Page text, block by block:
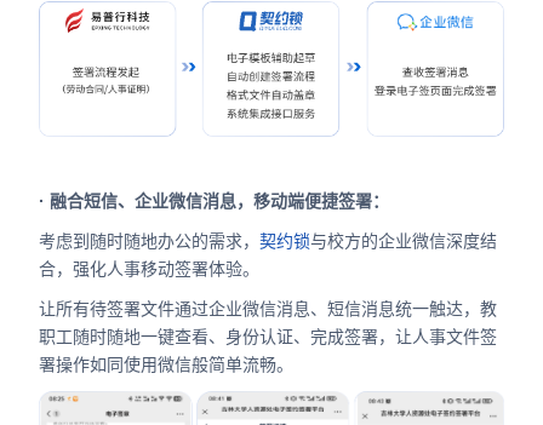
· 融合短信、企业微信消息，移动端便捷签署：
考虑到随时随地办公的需求， 契约锁与校方的企业微信深度结
合，强化人事移动签署体验。
让所有待签署文件通过企业微信消息、短信消息统一触达，教
职工随时随地一键查看、身份认证、完成签署，让人事文件签
署操作如同使用微信般简单流畅。